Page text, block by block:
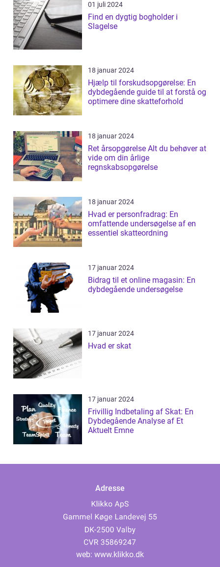
01 juli 2024
Find en dygtig bogholder i
Slagelse
18 januar 2024
Hjælp til forskudsopgørelse: En
dybdegående guide til at forstå og
optimere dine skatteforhold
18 januar 2024
Ret årsopgørelse Alt du behøver at
vide om din årlige
regnskabsopgørelse
18 januar 2024
Hvad er personfradrag: En
omfattende undersøgelse af en
essentiel skatteordning
17 januar 2024
Bidrag til et online magasin: En
dybdegående undersøgelse
17 januar 2024
Hvad er skat
17 januar 2024
Frivillig Indbetaling af Skat: En
Dybdegående Analyse af Et
Aktuelt Emne
Adresse
web: www.klikko.dk